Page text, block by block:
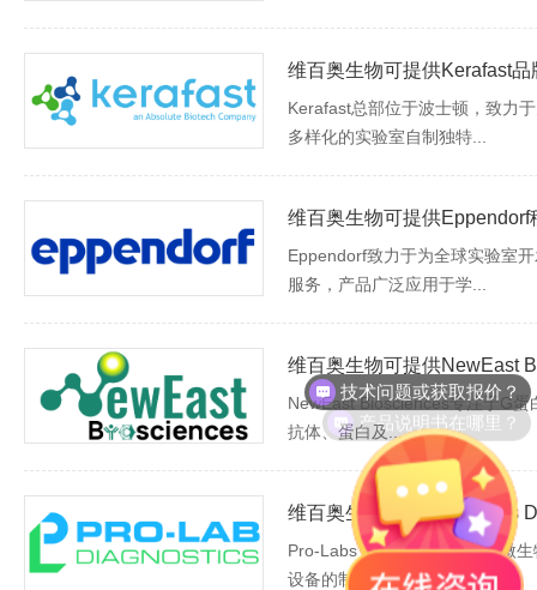
维百奥生物可提供Kerafast品
Kerafast总部位于波士顿，致力
多样化的实验室自制独特...
Eppendorf致力于为全球实验室
服务，产品广泛应用于学...
维百奥生物可提供NewEast
NewEast Biosciences专注于G蛋
抗体、蛋白及...
维百奥生物可提供Pro-Labs
Pro-Labs Diagnostics专注于微
设备的制造...
技术问题或获取报价？
产品说明书在哪里？